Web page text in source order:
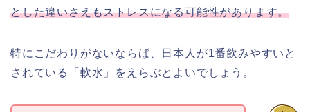
とした違いさえもストレスになる可能性があります。
特にこだわりがないならば、日本人が1番飲みやすいと
されている「軟水」をえらぶとよいでしょう。